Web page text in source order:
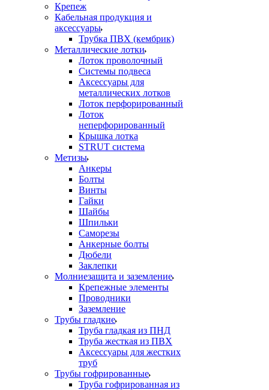
Крепеж
Кабельная продукция и
аксессуары
Трубка ПВХ (кембрик)
Металлические лотки
Лоток проволочный
Системы подвеса
Аксессуары для
металлических лотков
Лоток перфорированный
Лоток
неперфорированный
Крышка лотка
STRUT система
Метизы
Анкеры
Болты
Винты
Гайки
Шайбы
Шпильки
Саморезы
Анкерные болты
Дюбели
Заклепки
Молниезащита и заземление
Крепежные элементы
Проводники
Заземление
Трубы гладкие
Труба гладкая из ПНД
Труба жесткая из ПВХ
Аксессуары для жестких
труб
Трубы гофрированные
Труба гофрированная из